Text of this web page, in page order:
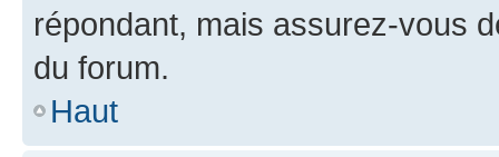
répondant, mais assurez-vous
du forum.
Haut